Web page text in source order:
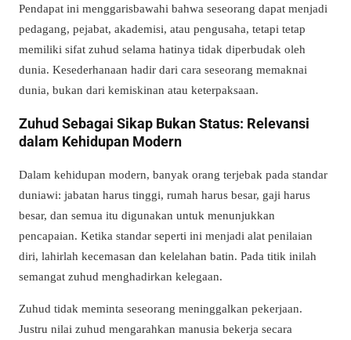
Pendapat ini menggarisbawahi bahwa seseorang dapat menjadi
pedagang, pejabat, akademisi, atau pengusaha, tetapi tetap
memiliki sifat zuhud selama hatinya tidak diperbudak oleh
dunia. Kesederhanaan hadir dari cara seseorang memaknai
dunia, bukan dari kemiskinan atau keterpaksaan.
Zuhud Sebagai Sikap Bukan Status: Relevansi
dalam Kehidupan Modern
Dalam kehidupan modern, banyak orang terjebak pada standar
duniawi: jabatan harus tinggi, rumah harus besar, gaji harus
besar, dan semua itu digunakan untuk menunjukkan
pencapaian. Ketika standar seperti ini menjadi alat penilaian
diri, lahirlah kecemasan dan kelelahan batin. Pada titik inilah
semangat zuhud menghadirkan kelegaan.
Zuhud tidak meminta seseorang meninggalkan pekerjaan.
Justru nilai zuhud mengarahkan manusia bekerja secara